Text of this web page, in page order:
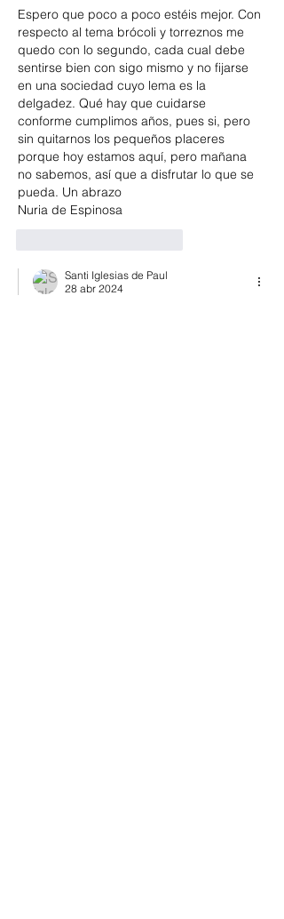
Espero que poco a poco estéis mejor. Con
respecto al tema brócoli y torreznos me
quedo con lo segundo, cada cual debe
sentirse bien con sigo mismo y no fijarse
en una sociedad cuyo lema es la
delgadez. Qué hay que cuidarse
conforme cumplimos años, pues si, pero
sin quitarnos los pequeños placeres
porque hoy estamos aquí, pero mañana
no sabemos, así que a disfrutar lo que se
pueda. Un abrazo
Nuria de Espinosa
Santi Iglesias de Paul
28 abr 2024